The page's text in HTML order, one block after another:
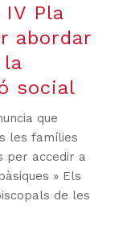
IV Pla
abordar
social
que
les famílies
per accedir a
» Els
de les